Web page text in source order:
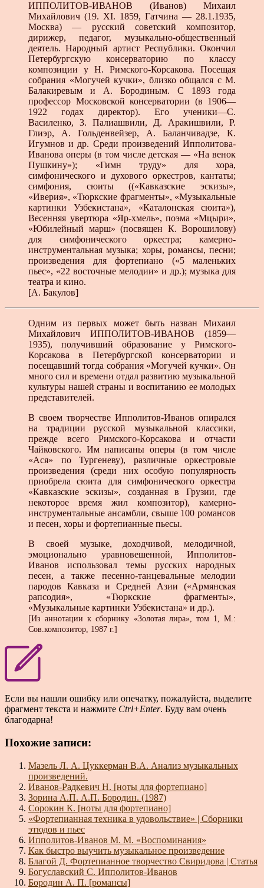
ИППОЛИТОВ-ИВАНОВ (Иванов) Михаил
Михай­лович (19. XI. 1859, Гатчина — 28.1.1935,
Москва) — русский советский композитор,
дирижер, педагог, музы­кально-общественный
деятель. Народный артист Рес­публики. Окончил
Петербургскую консерваторию по классу
композиции у Н. Римского-Корсакова. Посещая
собрания «Могучей кучки», близко общался с М.
Бала­киревым и А. Бородиным. С 1893 года
профессор Мос­ковской консерватории (в 1906—
1922 годах директор). Его ученики—С.
Василенко, 3. Палиашвили, Д. Аракишвили, Р.
Глиэр, А. Гольденвейзер, А. Баланчивадзе, К.
Игумнов и др. Среди произведений Ипполитова-
Ива­нова оперы (в том числе детская — «На венок
Пуш­кину»); «Гимн труду» для хора,
симфонического и ду­хового оркестров, кантаты;
симфония, сюиты ((«Кавказ­ские эскизы»,
«Иверия», «Тюркские фрагменты», «Му­зыкальные
картинки Узбекистана», «Каталонская сюи­та»),
Весенняя увертюра «Яр-хмель», поэма «Мцыри»,
«Юбилейный марш» (посвящен К. Ворошилову)
для симфонического оркестра; камерно-
инструментальная музыка; хоры, романсы, песни;
произведения для фор­тепиано («5 маленьких
пьес», «22 восточные мелодии» и др.); музыка для
театра и кино.
[А. Бакулов]
Одним из первых может быть назван Михаил
Михайлович ИППОЛИТОВ-ИВАНОВ (1859—
1935), получивший образование у Римского-
Корсакова в Петербургской консерватории и
посещавший тогда собрания «Могучей кучки». Он
много сил и времени отдал развитию музыкальной
культуры нашей страны и воспитанию ее молодых
представителей.
В своем творчестве Ипполитов-Иванов опирался
на традиции русской музыкальной классики,
прежде всего Римского-Корсакова и отчасти
Чайковского. Им написаны оперы (в том числе
«Ася» по Тургеневу), различные оркестровые
произведения (среди них особую популярность
приобрела сюита для симфонического оркестра
«Кавказские эскизы», созданная в Грузии, где
некоторое время жил композитор), камерно-
инструментальные ансамбли, свыше 100 романсов
и песен, хоры и фортепианные пьесы.
В своей музыке, доходчивой, мелодичной,
эмоционально уравновешенной, Ипполитов-
Иванов использовал темы русских народных
песен, а также песенно-танцевальные мелодии
пародов Кавказа и Средней Азии («Армянская
рапсодия», «Тюркские фрагменты»,
«Музыкальные картинки Узбекистана» и др.).
[Из аннотации к сборнику «Золотая лира», том 1, М.:
Сов.композитор, 1987 г.]
Если вы нашли ошибку или опечатку, пожалуйста, выделите
фрагмент текста и нажмите Ctrl+Enter. Буду вам очень
благодарна!
Похожие записи:
Мазель Л. А. Цуккерман В.А. Анализ музыкальных
произведений.
Иванов-Радкевич Н. [ноты для фортепиано]
Зорина А.П. А.П. Бородин. (1987)
Сорокин К. [ноты для фортепиано]
«Фортепианная техника в удовольствие» | Сборники
этюдов и пьес
Ипполитов-Иванов М. М. «Воспоминания»
Как быстро выучить музыкальное произведение
Благой Д. Фортепианное творчество Свиридова | Статья
Богуславский С. Ипполитов-Иванов
Бородин А. П. [романсы]